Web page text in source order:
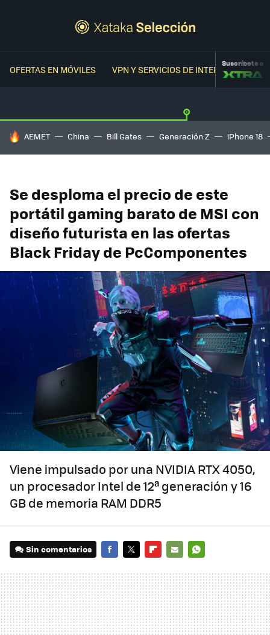
OFERTAS EN MÓVILES VPN Y SERVICIOS DE INTERNETSuscríbete a
HOY SE HABLA DE
AEMET China Bill Gates Generación Z iPhone 18
Se desploma el precio de este
portátil gaming barato de MSI con
diseño futurista en las ofertas
Black Friday de PcComponentes
Viene impulsado por una NVIDIA RTX 4050,
un procesador Intel de 12ª generación y 16
GB de memoria RAM DDR5
Sin comentarios
MAIL